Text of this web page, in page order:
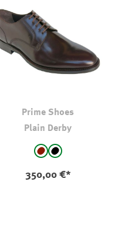
Prime Shoes
Plain Derby
auswählen
bordeaux
schwarz
350,00 €*